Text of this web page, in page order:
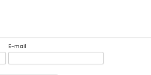
E-mail